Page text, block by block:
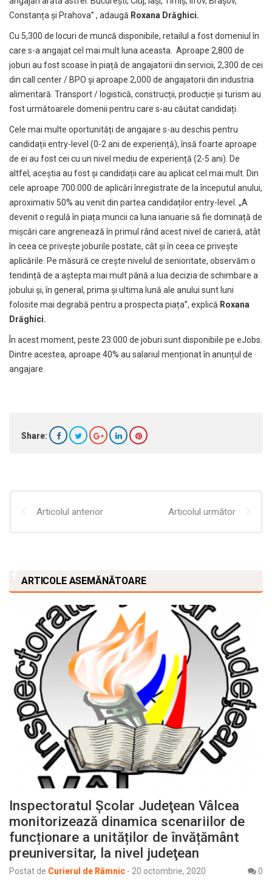
Constanța și Prahova” , adaugă Roxana Drăghici.
Cu 5,300 de locuri de muncă disponibile, retailul a fost domeniul în
care s-a angajat cel mai mult luna aceasta. Aproape 2,800 de
joburi au fost scoase în piață de angajatorii din servicii, 2,300 de cei
din call center / BPO și aproape 2,000 de angajatorii din industria
alimentară. Transport / logistică, construcții, producție și turism au
fost următoarele domenii pentru care s-au căutat candidați.
Cele mai multe oportunități de angajare s-au deschis pentru
candidații entry-level (0-2 ani de experiență), însă foarte aproape
de ei au fost cei cu un nivel mediu de experiență (2-5 ani). De
altfel, aceștia au fost și candidații care au aplicat cel mai mult. Din
cele aproape 700.000 de aplicări înregistrate de la începutul anului,
aproximativ 50% au venit din partea candidaților entry-level. „A
devenit o regulă în piața muncii ca luna ianuarie să fie dominață de
mișcări care angrenează în primul rând acest nivel de carieră, atât
în ceea ce privește joburile postate, cât și în ceea ce privește
aplicările. Pe măsură ce crește nivelul de senioritate, observăm o
tendință de a aștepta mai mult până a lua decizia de schimbare a
jobului și, în general, prima și ultima lună ale anului sunt luni
folosite mai degrabă pentru a prospecta piața”, explică Roxana
Drăghici.
În acest moment, peste 23.000 de joburi sunt disponibile pe eJobs.
Dintre acestea, aproape 40% au salariul menționat în anunțul de
angajare.
Share:
Articolul anterior Articolul următor
ARTICOLE ASEMĂNĂTOARE
Inspectoratul Şcolar Judeţean Vâlcea
monitorizează dinamica scenariilor de
funcționare a unităților de învățământ
preuniversitar, la nivel judeţean
Postat de Curierul de Râmnic - 20 octombrie, 2020 0